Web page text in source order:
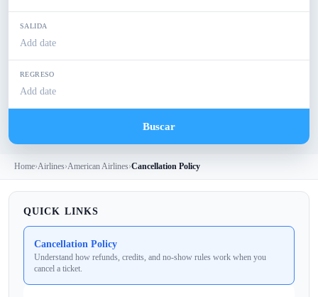
SALIDA
Add date
REGRESO
Add date
Buscar
Home›Airlines›American Airlines›Cancellation Policy
QUICK LINKS
Cancellation Policy
Understand how refunds, credits, and no‑show rules work when you
cancel a ticket.